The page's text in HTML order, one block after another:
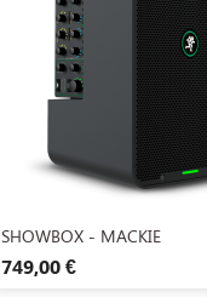
 Aperçu rapide
SHOWBOX - MACKIE
749,00 €